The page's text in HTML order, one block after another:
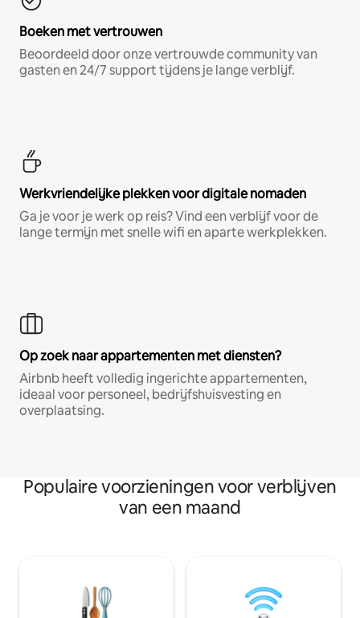
Boeken met vertrouwen
Beoordeeld door onze vertrouwde community van
gasten en 24/7 support tijdens je lange verblijf.
Werkvriendelijke plekken voor digitale nomaden
Ga je voor je werk op reis? Vind een verblijf voor de
lange termijn met snelle wifi en aparte werkplekken.
Op zoek naar appartementen met diensten?
Airbnb heeft volledig ingerichte appartementen,
ideaal voor personeel, bedrijfshuisvesting en
overplaatsing.
Populaire voorzieningen voor verblijven
van een maand